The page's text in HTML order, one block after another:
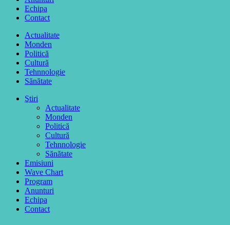
Echipa
Contact
Actualitate
Monden
Politică
Cultură
Tehnnologie
Sănătate
Ştiri
Actualitate
Monden
Politică
Cultură
Tehnnologie
Sănătate
Emisiuni
Wave Chart
Program
Anunturi
Echipa
Contact